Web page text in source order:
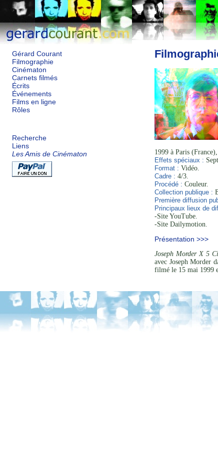
Gérard Courant
Filmographie
Cinématon
Carnets filmés
Écrits
Événements
Films en ligne
Rôles
Recherche
Liens
Les Amis de Cinématon
1999 à Paris
Effets spéciaux :
Format : Vidéo.
Cadre : 4/3.
Procédé : Couleur.
Collection publique :
Première diffusion
Principaux lieux de
-Site YouTube.
-Site Dailymotion.
Présentation >>>
Joseph Morder X 5
avec Joseph Morder
filmé le 15 mai 1999